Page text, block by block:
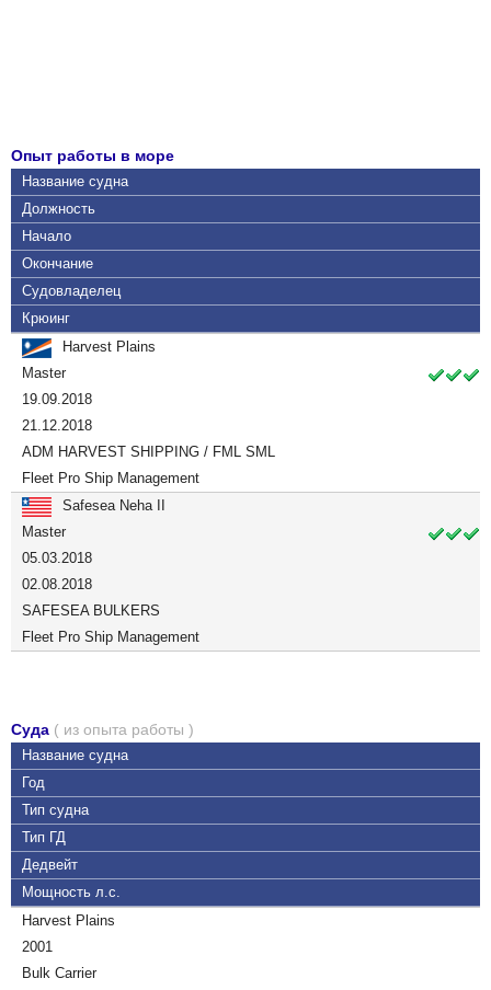
Опыт работы в море
Название судна
Должность
Начало
Окончание
Судовладелец
Крюинг
Harvest Plains
Master
19.09.2018
21.12.2018
ADM HARVEST SHIPPING / FML SML
Fleet Pro Ship Management
Safesea Neha II
Master
05.03.2018
02.08.2018
SAFESEA BULKERS
Fleet Pro Ship Management
Суда ( из опыта работы )
Название судна
Год
Тип судна
Тип ГД
Дедвейт
Мощность л.с.
Harvest Plains
2001
Bulk Carrier